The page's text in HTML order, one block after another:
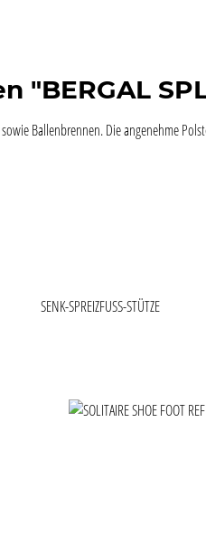
Ballenbrennen. Die angenehme
SENK-SPREIZFUSS-STÜTZE